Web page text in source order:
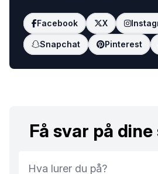
Facebook X
Snapchat Pinterest
Få svar på